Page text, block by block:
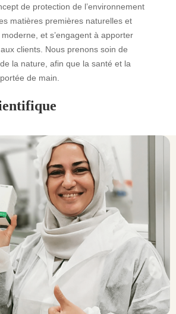
de protection de l’environnement
matières premières naturelles et
et s’engagent à apporter
clients. Nous prenons soin de
la nature, afin que la santé et la
de main.